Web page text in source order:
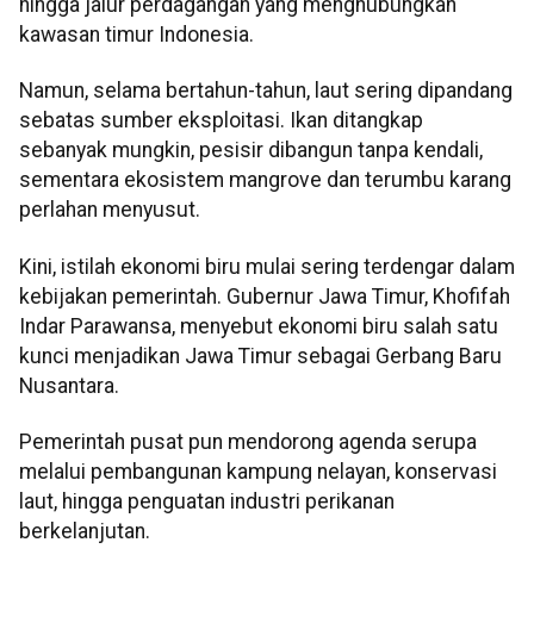
hingga jalur perdagangan yang menghubungkan
kawasan timur Indonesia.
Namun, selama bertahun-tahun, laut sering dipandang
sebatas sumber eksploitasi. Ikan ditangkap
sebanyak mungkin, pesisir dibangun tanpa kendali,
sementara ekosistem mangrove dan terumbu karang
perlahan menyusut.
Kini, istilah ekonomi biru mulai sering terdengar dalam
kebijakan pemerintah. Gubernur Jawa Timur, Khofifah
Indar Parawansa, menyebut ekonomi biru salah satu
kunci menjadikan Jawa Timur sebagai Gerbang Baru
Nusantara.
Pemerintah pusat pun mendorong agenda serupa
melalui pembangunan kampung nelayan, konservasi
laut, hingga penguatan industri perikanan
berkelanjutan.